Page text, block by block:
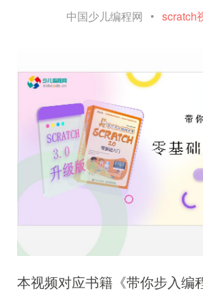
中国少儿编程网 • scratch
本视频对应书籍《带你步入编